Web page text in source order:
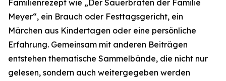
Familienrezept wie „Der Sauerbraten der Familie
Meyer“, ein Brauch oder Festtagsgericht, ein
Märchen aus Kindertagen oder eine persönliche
Erfahrung. Gemeinsam mit anderen Beiträgen
entstehen thematische Sammelbände, die nicht nur
gelesen, sondern auch weitergegeben werden